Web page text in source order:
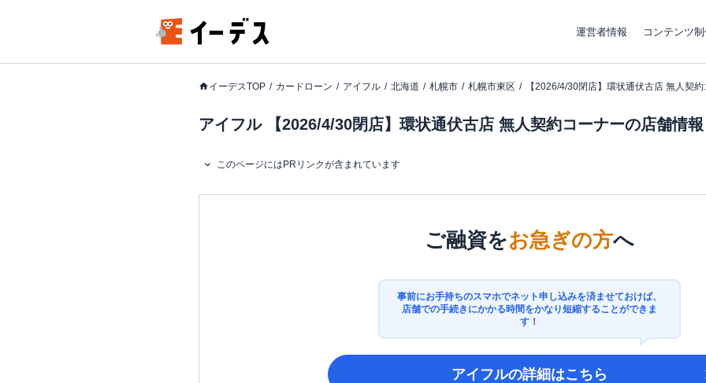
運営者情報 コンテンツ
イーデスTOP カードローン アイフル 北海道 札幌市 札幌市東区 【2026/4/30閉店】環状通伏古店 無人契
アイフル 【2026/4/30閉店】環状通伏古店 無人契約コーナーの店舗情報
このページにはPRリンクが含まれています
ご融資をお急ぎの方へ
事前にお手持ちのスマホでネット申し込みを済ませておけば、
店舗での手続きにかかる時間をかなり短縮することができま
す！
アイフルの詳細はこちら